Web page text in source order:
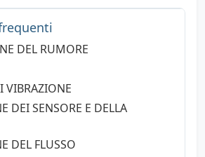
DEL RUMORE
VIBRAZIONE
DEI SENSORE E DELLA
DEL FLUSSO